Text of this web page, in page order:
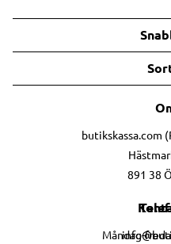
butikskassa.com
891 38
Måndag-